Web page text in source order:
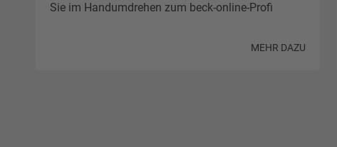
Sie im Handumdrehen zum beck-online-Profi
MEHR DAZU